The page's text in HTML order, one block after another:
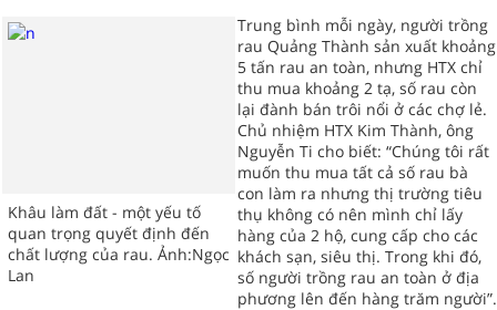
Khâu làm đất - một yếu tố
quan trọng quyết định đến
chất lượng của rau. Ảnh:Ngọc
Lan
Trung bình mỗi ngày, người trồng
rau Quảng Thành sản xuất khoảng
5 tấn rau an toàn, nhưng HTX chỉ
thu mua khoảng 2 tạ, số rau còn
lại đành bán trôi nổi ở các chợ lẻ.
Chủ nhiệm HTX Kim Thành, ông
Nguyễn Ti cho biết: “Chúng tôi rất
muốn thu mua tất cả số rau bà
con làm ra nhưng thị trường tiêu
thụ không có nên mình chỉ lấy
hàng của 2 hộ, cung cấp cho các
khách sạn, siêu thị. Trong khi đó,
số người trồng rau an toàn ở địa
phương lên đến hàng trăm người”.